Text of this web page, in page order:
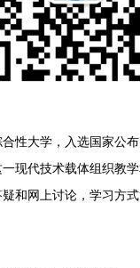
大学，入选国家公布
现代技术载体组织教
和网上讨论，学习方